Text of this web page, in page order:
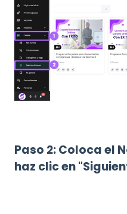
Paso 2: Coloca el
haz clic en